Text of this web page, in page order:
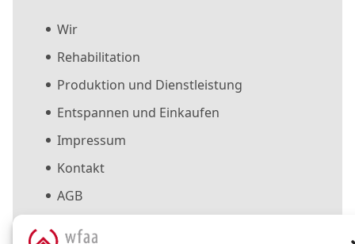
Wir
Rehabilitation
Produktion und Dienstleistung
Entspannen und Einkaufen
Impressum
Kontakt
AGB